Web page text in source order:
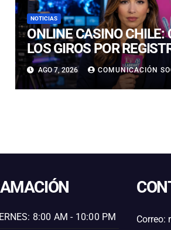
NOTICIAS
ONLINE CASINO CHILE:
LOS GIROS POR
REALMENTE SIRVEN
AGO 7, 2026 COMUNICACIÓN
8:00 AM - 10:00 PM Correo: